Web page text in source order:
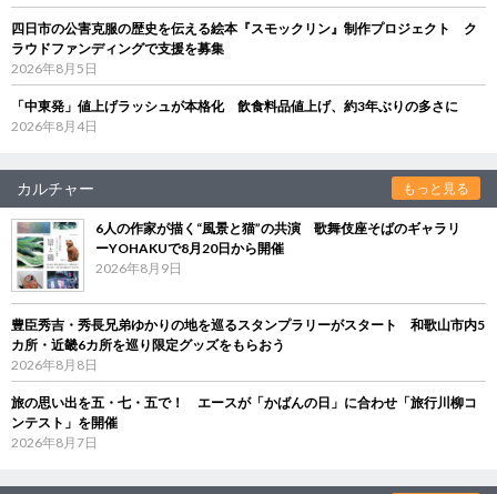
四日市の公害克服の歴史を伝える絵本『スモックリン』制作プロジェクト ク
ラウドファンディングで支援を募集
2026年8月5日
「中東発」値上げラッシュが本格化 飲食料品値上げ、約3年ぶりの多さに
2026年8月4日
カルチャー もっと見る
6人の作家が描く“風景と猫”の共演 歌舞伎座そばのギャラリ
ーYOHAKUで8月20日から開催
2026年8月9日
豊臣秀吉・秀長兄弟ゆかりの地を巡るスタンプラリーがスタート 和歌山市内5
カ所・近畿6カ所を巡り限定グッズをもらおう
2026年8月8日
旅の思い出を五・七・五で！ エースが「かばんの日」に合わせ「旅行川柳コ
ンテスト」を開催
2026年8月7日